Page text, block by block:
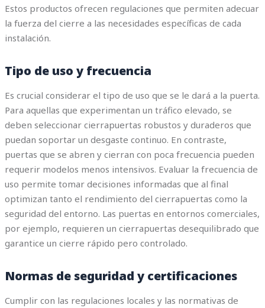
Estos productos ofrecen regulaciones que permiten adecuar
la fuerza del cierre a las necesidades específicas de cada
instalación.
Tipo de uso y frecuencia
Es crucial considerar el tipo de uso que se le dará a la puerta.
Para aquellas que experimentan un tráfico elevado, se
deben seleccionar cierrapuertas robustos y duraderos que
puedan soportar un desgaste continuo. En contraste,
puertas que se abren y cierran con poca frecuencia pueden
requerir modelos menos intensivos. Evaluar la frecuencia de
uso permite tomar decisiones informadas que al final
optimizan tanto el rendimiento del cierrapuertas como la
seguridad del entorno. Las puertas en entornos comerciales,
por ejemplo, requieren un cierrapuertas desequilibrado que
garantice un cierre rápido pero controlado.
Normas de seguridad y certificaciones
Cumplir con las regulaciones locales y las normativas de